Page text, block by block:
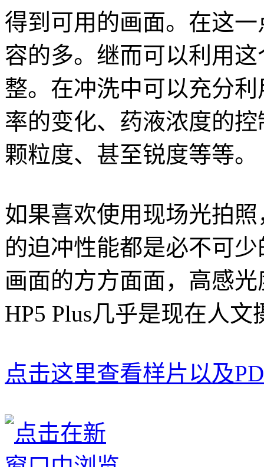
得到可用的画面。在这
容的多。继而可以利用
整。在冲洗中可以充分
率的变化、药液浓度的
颗粒度、甚至锐度等等。
如果喜欢使用现场光拍
的迫冲性能都是必不可
画面的方方面面，高感
HP5 Plus几乎是现在人
点击这里查看样片以及